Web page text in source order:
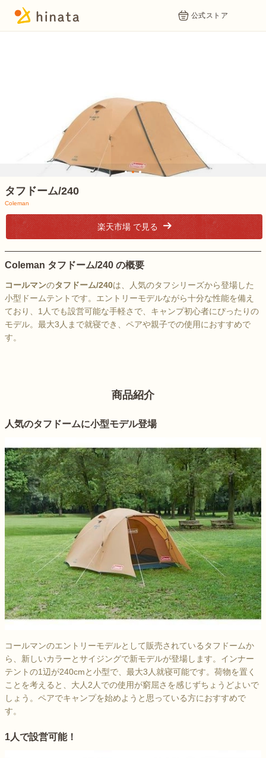
公式ストア
タフドーム/240
Coleman
楽天市場 で見る
Coleman タフドーム/240 の概要
コールマンのタフドーム/240は、人気のタフシリーズから登場した
小型ドームテントです。エントリーモデルながら十分な性能を備え
ており、1人でも設営可能な手軽さで、キャンプ初心者にぴったりの
モデル。最大3人まで就寝でき、ペアや親子での使用におすすめで
す。
商品紹介
人気のタフドームに小型モデル登場
コールマンのエントリーモデルとして販売されているタフドームか
ら、新しいカラーとサイジングで新モデルが登場します。インナー
テントの1辺が240cmと小型で、最大3人就寝可能です。荷物を置く
ことを考えると、大人2人での使用が窮屈さを感じずちょうどよいで
しょう。ペアでキャンプを始めようと思っている方におすすめで
す。
1人で設営可能！